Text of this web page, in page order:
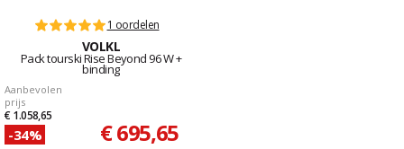
1 oordelen
VOLKL
Pack tourski Rise Beyond 96 W +
binding
Aanbevolen
prijs
€ 1.058,65
-34% € 695,65